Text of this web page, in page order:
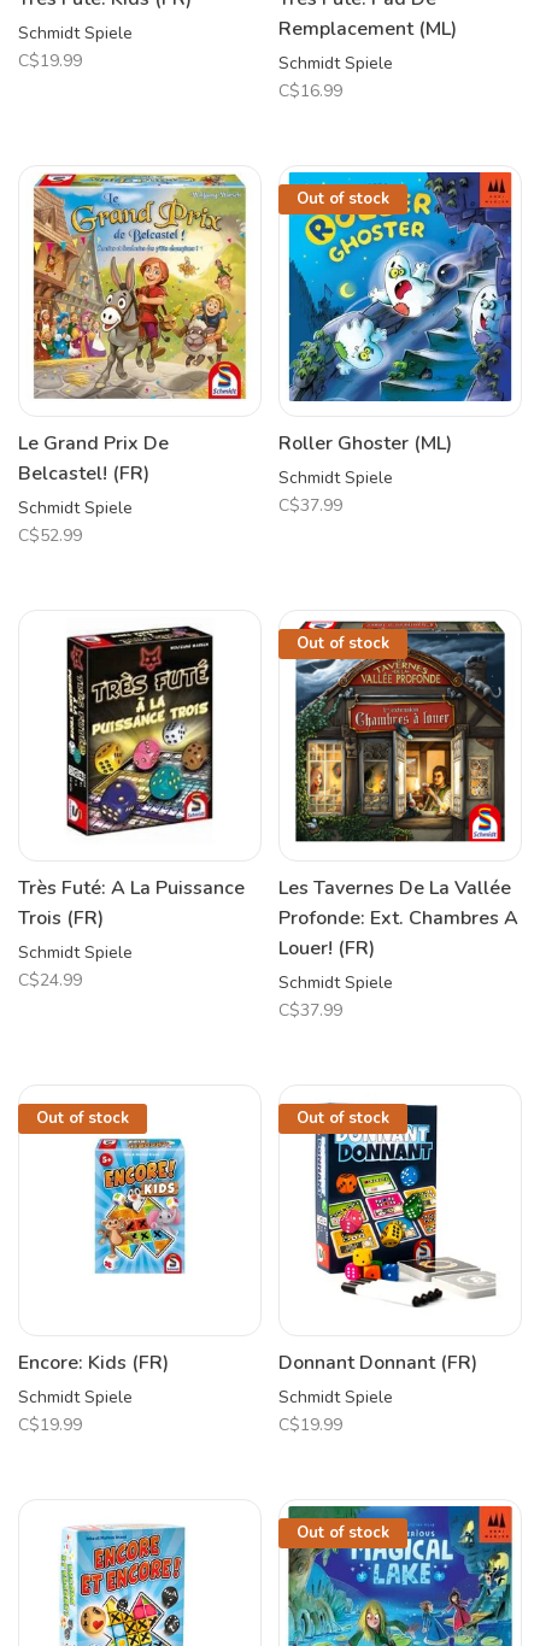
Schmidt Spiele
C$19.99
Remplacement (ML)
Schmidt Spiele
C$16.99
Le Grand Prix De
Belcastel! (FR)
Schmidt Spiele
C$52.99
Out of stock
Roller Ghoster (ML)
Schmidt Spiele
C$37.99
Très Futé: A La Puissance
Trois (FR)
Schmidt Spiele
C$24.99
Out of stock
Les Tavernes De La Vallée
Profonde: Ext. Chambres A
Louer! (FR)
Schmidt Spiele
C$37.99
Out of stock
Encore: Kids (FR)
Schmidt Spiele
C$19.99
Out of stock
Donnant Donnant (FR)
Schmidt Spiele
C$19.99
Out of stock